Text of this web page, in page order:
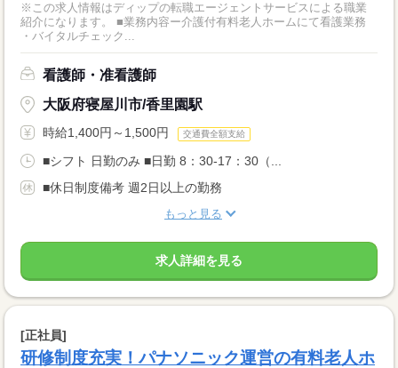
※この求人情報はディップの転職エージェントサービスによる職業
紹介になります。 ■業務内容ー介護付有料老人ホームにて看護業務
・バイタルチェック...
看護師・准看護師
大阪府寝屋川市/香里園駅
時給1,400円～1,500円 交通費全額支給
■シフト 日勤のみ ■日勤 8：30-17：30（...
■休日制度備考 週2日以上の勤務
もっと見る
求人詳細を見る
[正社員]
研修制度充実！パナソニック運営の有料老人ホ